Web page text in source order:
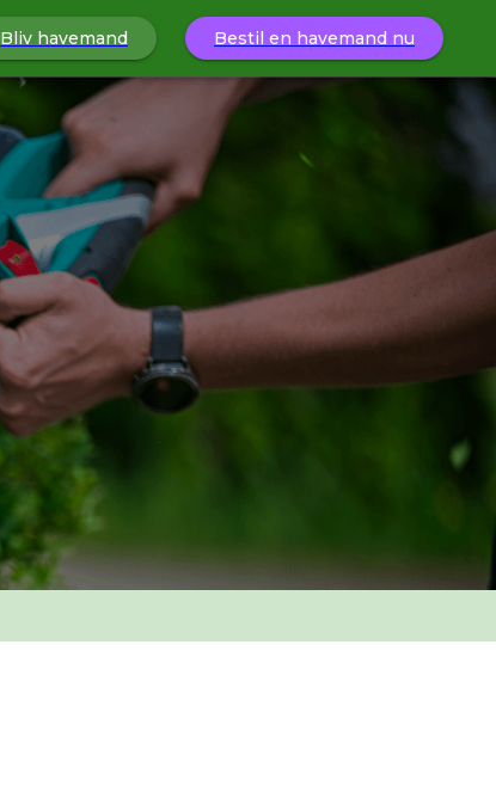
Bliv havemand Bestil en havemand nu